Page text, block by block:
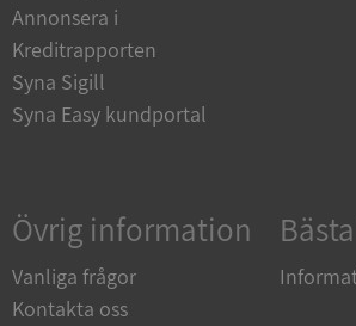
Annonsera i
Kreditrapporten
Syna Sigill
Syna Easy kundportal
Övrig information
Vanliga frågor
Kontakta oss
Namn
__RequestVerificationToken